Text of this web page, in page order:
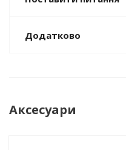
Додатково
Аксесуари